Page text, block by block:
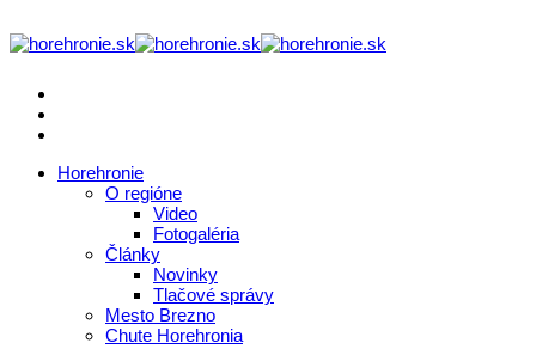
Horehronie
O regióne
Video
Fotogaléria
Články
Novinky
Tlačové správy
Mesto Brezno
Chute Horehronia